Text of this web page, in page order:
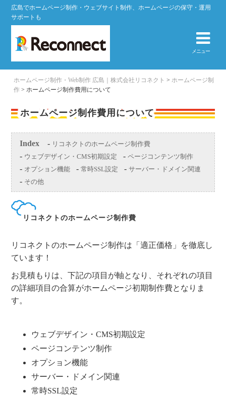
広島でホームページ制作・ウェブサイト制作、ホームページの保守・運用
サポートも
メニュー
ホームページ制作・Web制作 広島｜株式会社リコネクト >ホームページ制
作 >ホームページ制作費用について
ホームページ制作費用について
Index
リコネクトのホームページ制作費
ウェブデザイン・CMS初期設定
ページコンテンツ制作
オプション機能
常時SSL設定
サーバー・ドメイン関連
その他
リコネクトのホームページ制作費
リコネクトのホームページ制作は「適正価格」を徹底し
ています！
お見積もりは、下記の項目が軸となり、それぞれの項目
の詳細項目の合算がホームページ初期制作費となりま
す。
ウェブデザイン・CMS初期設定
ページコンテンツ制作
オプション機能
サーバー・ドメイン関連
常時SSL設定